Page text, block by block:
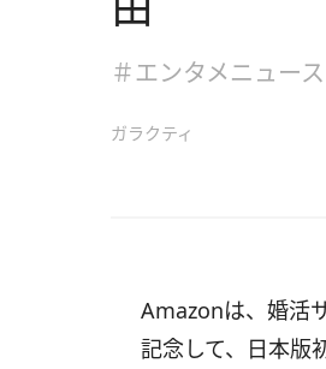
＃エンタメニュース
ガラクティ
Amazonは、婚活
記念して、日本版